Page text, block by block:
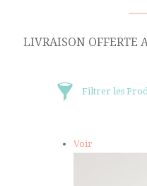
LIVRAISON OFFERTE
Filtrer les
Voir